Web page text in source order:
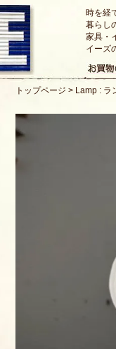
時を経
暮らし
家具・
イーズ
トップページ > Lamp : ラ